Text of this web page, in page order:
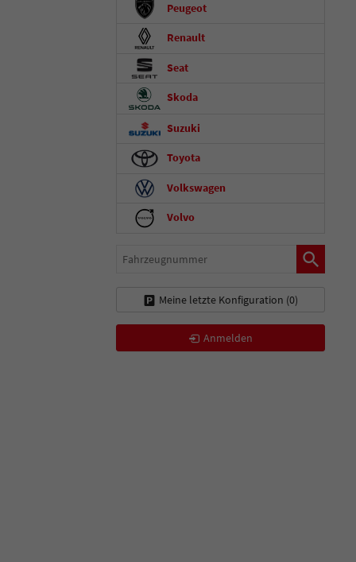
Peugeot
Renault
Seat
Skoda
Suzuki
Toyota
Volkswagen
Volvo
Fahrzeugnummer
Meine letzte Konfiguration (0)
Anmelden